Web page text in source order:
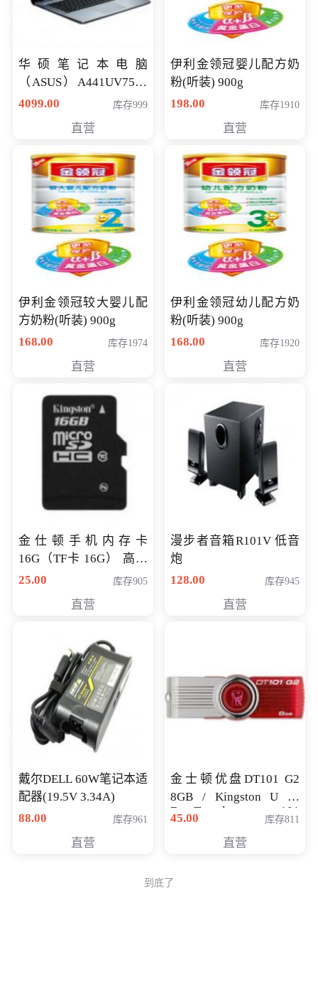
华硕笔记本电脑
（ASUS）A441UV7500
顽石（7代i7-7500U 4G
4099.00 库存999
直营
伊利金领冠婴儿配方奶
粉(听装) 900g
198.00
库存1910
直营
伊利金领冠较大婴儿配
方奶粉(听装) 900g
168.00
库存1974
直营
伊利金领冠幼儿配方奶
粉(听装) 900g
168.00
库存1920
直营
金仕顿手机内存卡
16G（TF卡 16G） 高速
卡 CLASS 10
25.00 库存905
直营
漫步者音箱R101V 低音
炮
128.00
库存945
直营
戴尔DELL 60W笔记本适
配器(19.5V 3.34A)
88.00
库存961
直营
金士顿优盘DT101 G2
8GB / Kingston U 盘
DataTraveler 101
Generati
45.00 库存811
直营
到底了